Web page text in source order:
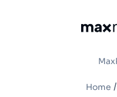
Home /